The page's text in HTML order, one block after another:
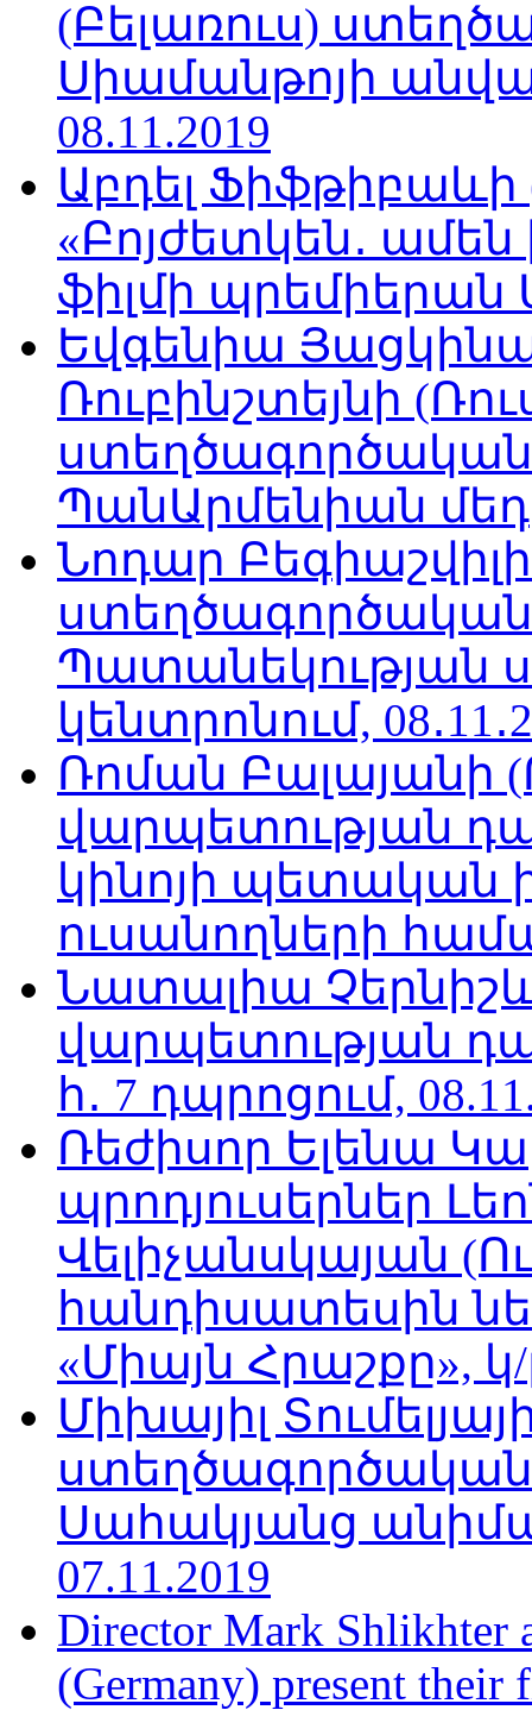
(Բելառուս)
Սիամանթոյի
08.11.2019
Աբդել
«Բոյժետկեն․
ֆիլմի պրեմիերան
Եվգենիա
Ռուբինշտեյնի
ՊանԱրմենիան
Նոդար
Պատանեկության
կենտրոնում,
Ռոման Բալայանի
վարպետության
կինոյի պետական
ուսանողների
Նատալիա
վարպետության
հ․ 7 դպրոցում,
Ռեժիսոր Ելենա
պրոդյուսերներ
Վելիչանսկայան
հանդիսատեսին
«Միայն Հրաշքը», կ/
Միխայիլ
Սահակյանց
07.11.2019
Director Mark Shlikhter
(Germany) present